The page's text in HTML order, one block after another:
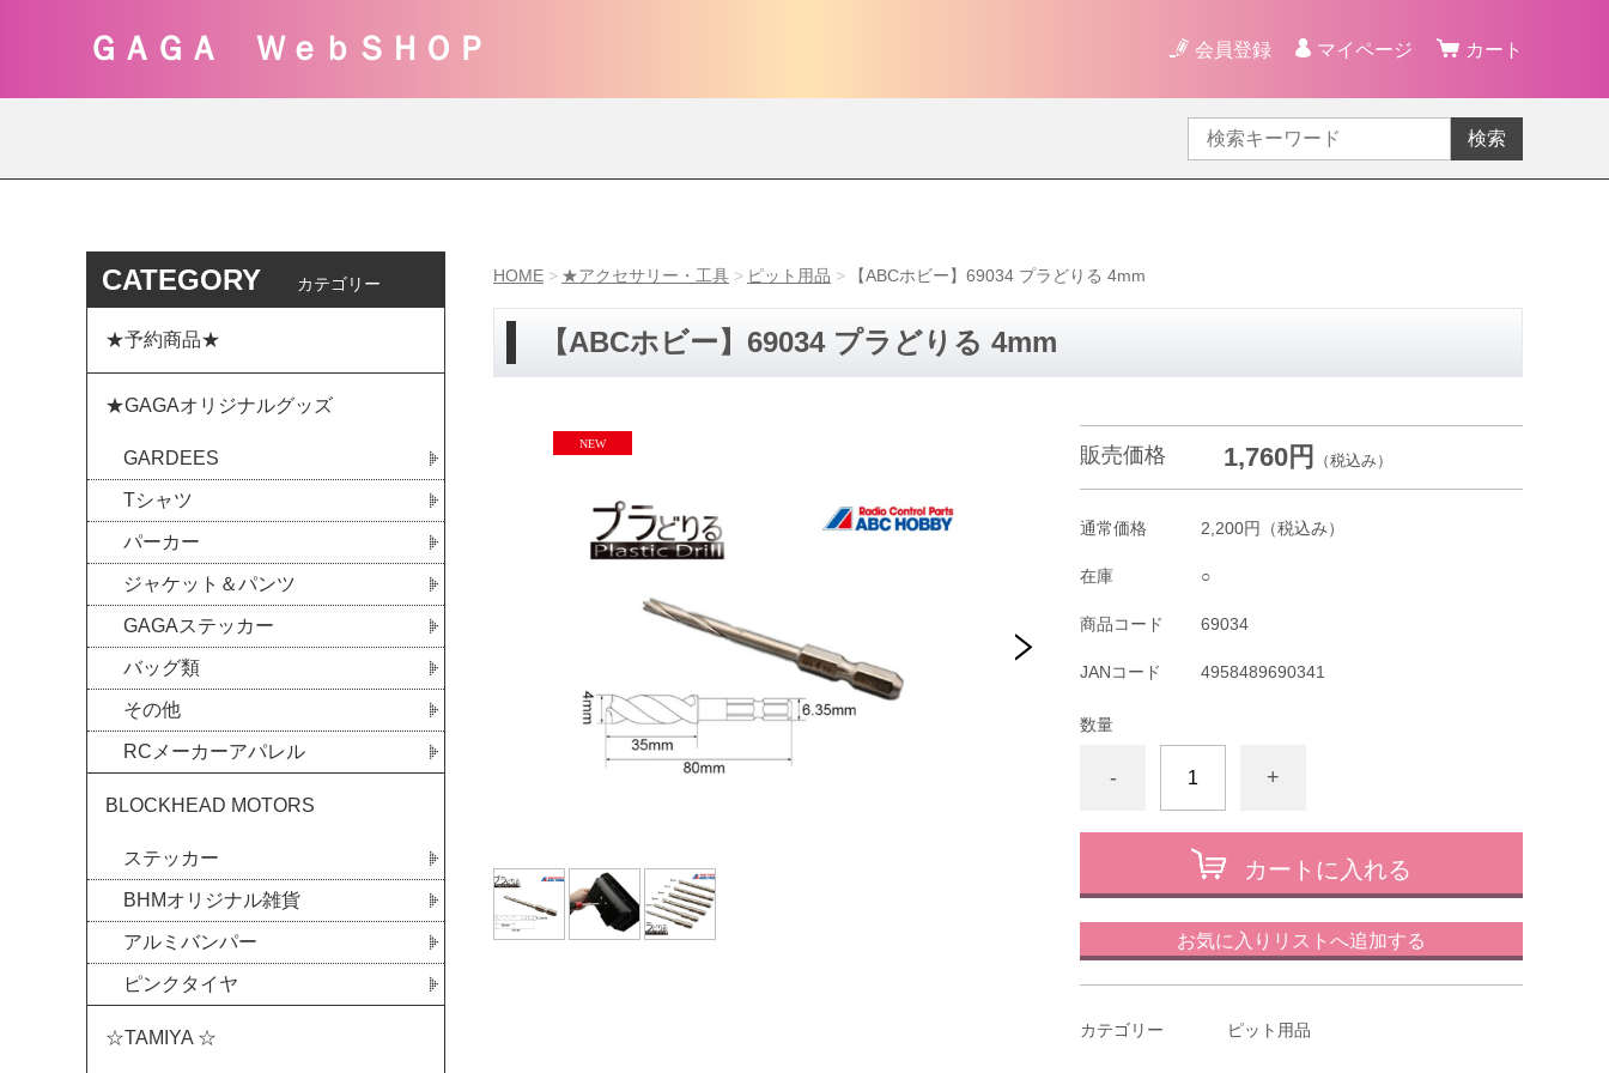
ＧＡＧＡ ＷｅｂＳＨＯＰ 会員登録 マイページ カート
検索
HOME ★アクセサリー・工具 ピット用品 【ABCホビー】69034 プラどりる 4mm
【ABCホビー】69034 プラどりる 4mm
販売価格 1,760円 （税込み）
通常価格 2,200円 （税込み）
在庫 ○
商品コード 69034
JANコード 4958489690341
数量
- +
カートに入れる
お気に入りリストへ追加する
カテゴリー ピット用品
CATEGORY カテゴリー
★予約商品★
★GAGAオリジナルグッズ
GARDEES
Tシャツ
パーカー
ジャケット＆パンツ
GAGAステッカー
バッグ類
その他
RCメーカーアパレル
BLOCKHEAD MOTORS
ステッカー
BHMオリジナル雑貨
アルミバンパー
ピンクタイヤ
☆TAMIYA ☆